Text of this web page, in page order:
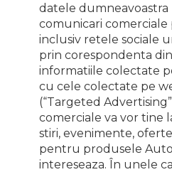
datele
comunicari
inclusiv retele sociale
prin corespondenta
informatiile colectate
cu cele colectate pe
(“Targeted
comerciale va vor tine
stiri, evenimente,
pentru produsele
intereseaza. În unele